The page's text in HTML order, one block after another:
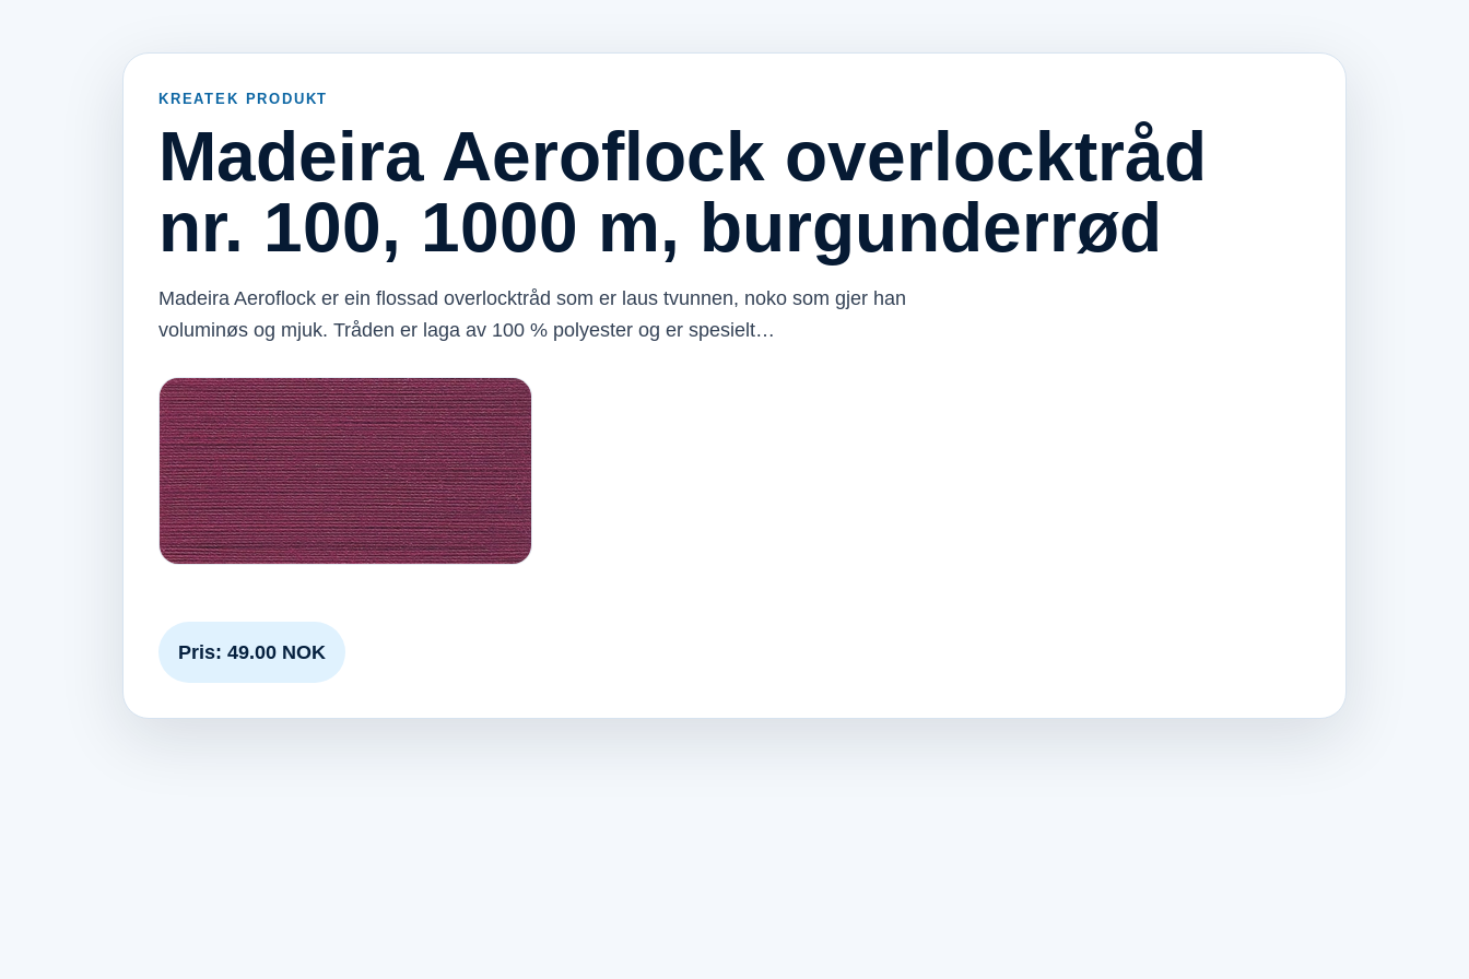
KREATEK PRODUKT
Madeira Aeroflock overlocktråd
nr. 100, 1000 m, burgunderrød
Madeira Aeroflock er ein flossad overlocktråd som er laus tvunnen, noko som gjer han
voluminøs og mjuk. Tråden er laga av 100 % polyester og er spesielt…
Pris: 49.00 NOK